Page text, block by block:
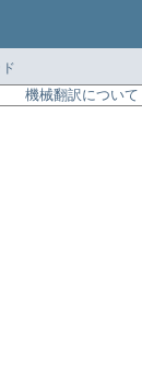
機械翻訳について